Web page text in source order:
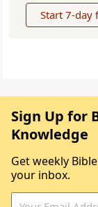
Start 7-day
Sign Up for
Knowledge
Get weekly
your inbox.